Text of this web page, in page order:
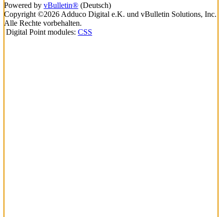
Powered by vBulletin® (Deutsch)
Copyright ©2026 Adduco Digital e.K. und vBulletin Solutions, Inc.
Alle Rechte vorbehalten.
Digital Point modules: CSS